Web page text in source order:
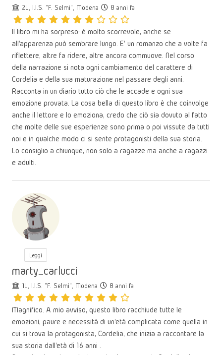
2L, I.I.S. "F. Selmi", Modena 8 anni fa
Il libro mi ha sorpreso: è molto scorrevole, anche se
all'apparenza può sembrare lungo. E' un romanzo che a volte fa
riflettere, altre fa ridere, altre ancora commuove. Nel corso
della narrazione si nota ogni cambiamento del carattere di
Cordelia e della sua maturazione nel passare degli anni.
Racconta in un diario tutto ciò che le accade e ogni sua
emozione provata. La cosa bella di questo libro è che coinvolge
anche il lettore e lo emoziona, credo che ciò sia dovuto al fatto
che molte delle sue esperienze sono prima o poi vissute da tutti
noi e in qualche modo ci si sente protagonisti della sua storia.
Lo consiglio a chiunque, non solo a ragazze ma anche a ragazzi
e adulti.
Leggi
marty_carlucci
1L, I.I.S. "F. Selmi", Modena 8 anni fa
Magnifico. A mio avviso, questo libro racchiude tutte le
emozioni, paure e necessità di un'età complicata come quella in
cui si trova la protagonista, Cordelia, che inizia a raccontare la
sua storia dall'età di 16 anni .